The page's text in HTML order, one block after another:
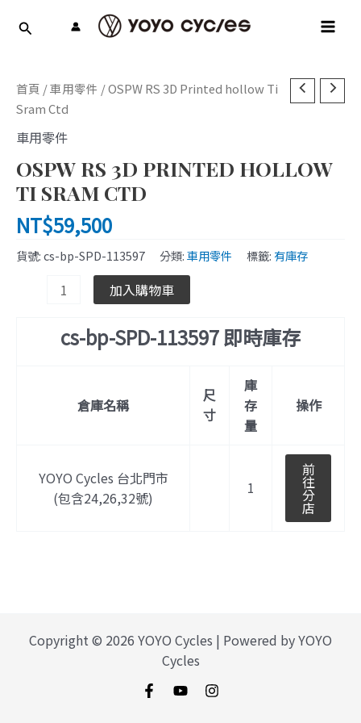
首頁 /車用零件 / OSPW RS 3D Printed hollow Ti
Sram Ctd
車用零件
OSPW RS 3D PRINTED HOLLOW
TI SRAM CTD
NT$59,500
貨號:cs-bp-SPD-113597 分類:車用零件 標籤: 有庫存
OSPW
RS
3D
Printed
hollow
Ti
Ctd
數
加入購物車
cs-bp-SPD-113597 即時庫存
倉庫名稱
尺
寸
庫
存
量
操作
YOYO Cycles 台北門市
(包含24,26,32號)
1
前
往
分
店
Copyright © 2026 YOYO Cycles | Powered by YOYO
Cycles